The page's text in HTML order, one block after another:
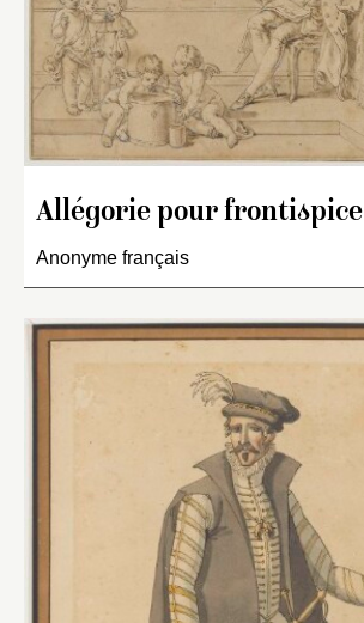
Allégorie pour frontispice
Anonyme français